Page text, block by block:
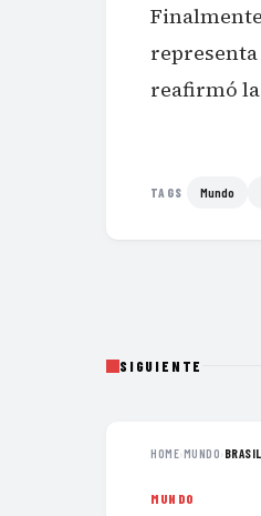
reafirmó
TAGS Mundo
SIGUIENTE
HOME›MUNDO›
MUNDO